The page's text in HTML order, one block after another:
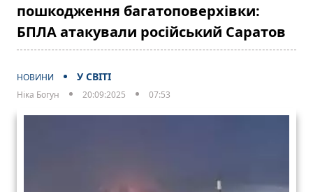
пошкодження багатоповерхівки:
БПЛА атакували російський Саратов
НОВИНИ У СВІТІ
Ніка Богун 20:09:2025 07:53